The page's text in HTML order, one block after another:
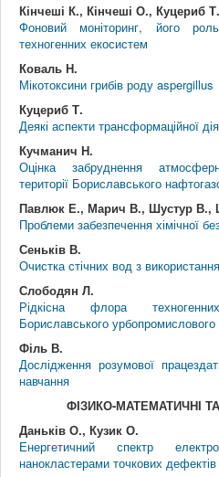
Кінчеші К., Кінчеші О., Куцериб Т.
Фоновий моніторинг, його
техногенних екосистем
Коваль Н.
Мікотоксини грибів роду aspergillus
Куцериб Т.
Деякі аспекти трансформаційної
Кучманич Н.
Оцінка забруднення
території Бориславського
Павлюк Е., Марич В., Шустур В.,
Проблеми забезпечення хімічної
Сеньків В.
Очистка стічних вод з
Слободян Л.
Рідкісна флора
Бориславського
Філь В.
Дослідження розумової
навчання
ФІЗИКО-МАТЕМАТИЧНІ
Даньків О., Кузик О.
Енергетичний спектр
нанокластерами точкових дефектів